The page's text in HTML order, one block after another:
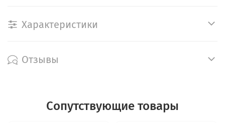
Характеристики
Отзывы
Сопутствующие товары